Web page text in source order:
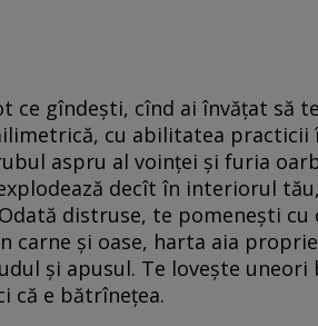
ce gîndești, cînd ai învățat să
cu abilitatea practicii
aspru al voinței și furia
decît în interiorul
distruse, te pomenești cu
carne și oase, harta aia
și apusul. Te lovește uneori
că e bătrînețea.